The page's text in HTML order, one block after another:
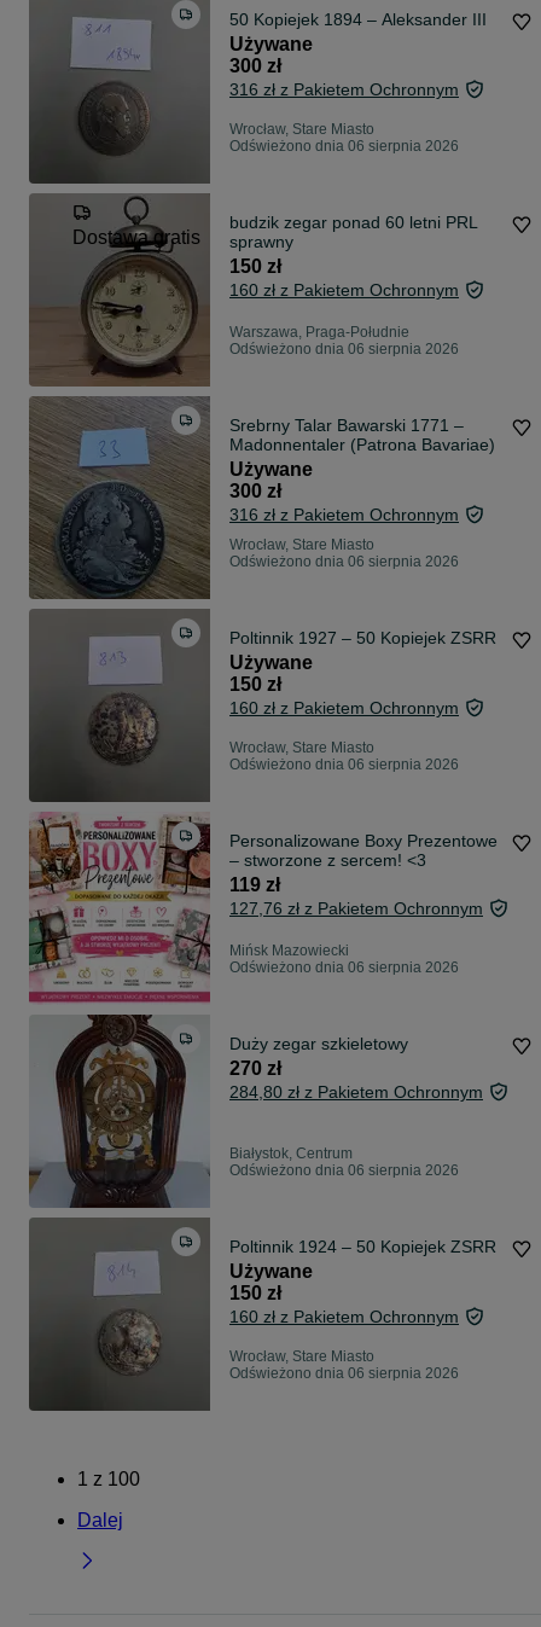
50 Kopiejek 1894 – Aleksander III
Używane
300 zł
316 zł z Pakietem Ochronnym
Wrocław, Stare Miasto
Odświeżono dnia 06 sierpnia 2026
Dostawa gratis
budzik zegar ponad 60 letni PRL
sprawny
150 zł
160 zł z Pakietem Ochronnym
Warszawa, Praga-Południe
Odświeżono dnia 06 sierpnia 2026
Srebrny Talar Bawarski 1771 –
Madonnentaler (Patrona Bavariae)
Używane
300 zł
316 zł z Pakietem Ochronnym
Wrocław, Stare Miasto
Odświeżono dnia 06 sierpnia 2026
Poltinnik 1927 – 50 Kopiejek ZSRR
Używane
150 zł
160 zł z Pakietem Ochronnym
Wrocław, Stare Miasto
Odświeżono dnia 06 sierpnia 2026
Personalizowane Boxy Prezentowe
– stworzone z sercem! <3
119 zł
127,76 zł z Pakietem Ochronnym
Mińsk Mazowiecki
Odświeżono dnia 06 sierpnia 2026
Duży zegar szkieletowy
270 zł
284,80 zł z Pakietem Ochronnym
Białystok, Centrum
Odświeżono dnia 06 sierpnia 2026
Poltinnik 1924 – 50 Kopiejek ZSRR
Używane
150 zł
160 zł z Pakietem Ochronnym
Wrocław, Stare Miasto
Odświeżono dnia 06 sierpnia 2026
1 z 100
Dalej